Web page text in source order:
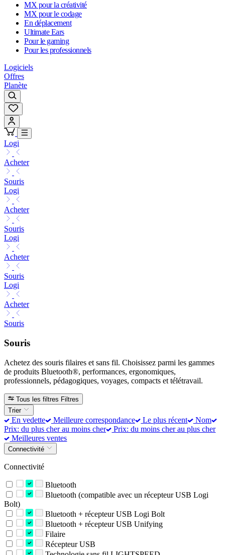
MX pour la créativité
MX pour le codage
En déplacement
Ultimate Ears
Pour le gaming
Pour les professionnels
Logiciels
Offres
Planète
Logi
Acheter
Souris
Logi
Acheter
Souris
Logi
Acheter
Souris
Logi
Acheter
Souris
Souris
Achetez des souris filaires et sans fil. Choisissez parmi les gammes
de produits Bluetooth®, performances, ergonomiques,
professionnels, pédagogiques, voyages, compacts et télétravail.
Tous les filtres Filtres
Trier
En vedette Meilleure correspondance Le plus récent
Nom
Prix: du plus cher au moins cher
Prix: du moins cher au plus cher
Meilleures ventes
Connectivité
Connectivité
Bluetooth
Bluetooth (compatible avec un récepteur USB Logi
Bolt)
Bluetooth + récepteur USB Logi Bolt
Bluetooth + récepteur USB Unifying
Filaire
Récepteur USB